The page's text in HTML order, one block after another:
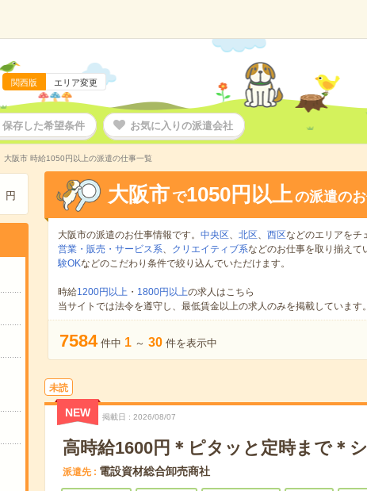
関西版 エリア変更
保存した希望条件 お気に入りの派遣会社
大阪市 時給1050円以上の派遣の仕事一覧
円 大阪市 で1050円以上の派遣の
大阪市の派遣のお仕事情報です。 中央区、 北区、 西区などのエリアをチ
営業・販売・サービス系、 クリエイティブ系などのお仕事を取り揃えて
験OKなどのこだわり条件で絞り込んでいただけます。
時給1200円以上・ 1800円以上の求人はこちら
当サイトでは法令を遵守し、最低賃金以上の求人のみを掲載しています。
7584 件中 1 ～ 30 件を表示中
未読
NEW 掲載日 2026/08/07
高時給1600円＊ピタッと定時まで＊
派遣先 電設資材総合卸売商社